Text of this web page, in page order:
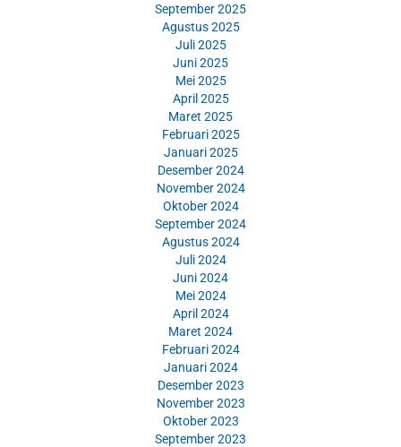
September 2025
Agustus 2025
Juli 2025
Juni 2025
Mei 2025
April 2025
Maret 2025
Februari 2025
Januari 2025
Desember 2024
November 2024
Oktober 2024
September 2024
Agustus 2024
Juli 2024
Juni 2024
Mei 2024
April 2024
Maret 2024
Februari 2024
Januari 2024
Desember 2023
November 2023
Oktober 2023
September 2023